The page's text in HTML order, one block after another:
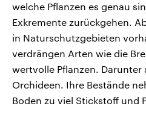
welche Pflanzen es genau
Exkremente zurückgehen.
in Naturschutzgebieten
verdrängen Arten wie die
wertvolle Pflanzen. Darunter
Orchideen. Ihre Bestände
Boden zu viel Stickstoff und